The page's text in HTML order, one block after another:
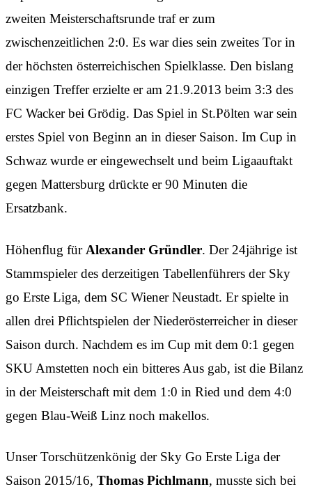
zweiten Meisterschaftsrunde traf er zum
zwischenzeitlichen 2:0. Es war dies sein zweites Tor in
der höchsten österreichischen Spielklasse. Den bislang
einzigen Treffer erzielte er am 21.9.2013 beim 3:3 des
FC Wacker bei Grödig. Das Spiel in St.Pölten war sein
erstes Spiel von Beginn an in dieser Saison. Im Cup in
Schwaz wurde er eingewechselt und beim Ligaauftakt
gegen Mattersburg drückte er 90 Minuten die
Ersatzbank.
Höhenflug für Alexander Gründler. Der 24jährige ist
Stammspieler des derzeitigen Tabellenführers der Sky
go Erste Liga, dem SC Wiener Neustadt. Er spielte in
allen drei Pflichtspielen der Niederösterreicher in dieser
Saison durch. Nachdem es im Cup mit dem 0:1 gegen
SKU Amstetten noch ein bitteres Aus gab, ist die Bilanz
in der Meisterschaft mit dem 1:0 in Ried und dem 4:0
gegen Blau-Weiß Linz noch makellos.
Unser Torschützenkönig der Sky Go Erste Liga der
Saison 2015/16, Thomas Pichlmann, musste sich bei